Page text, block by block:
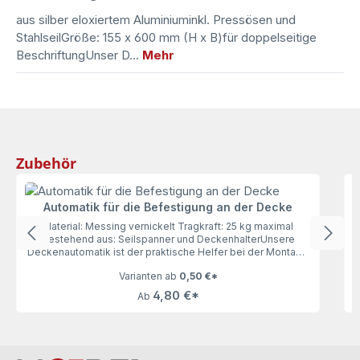
aus silber eloxiertem Aluminiuminkl. Pressösen und
StahlseilGröße: 155 x 600 mm (H x B)für doppelseitige
BeschriftungUnser D… Mehr
Produktgalerie überspringen
Zubehör
Automatik für die Befestigung an der Decke
Material: Messing vernickelt Tragkraft: 25 kg maximal
bestehend aus: Seilspanner und DeckenhalterUnsere
Deckenautomatik ist der praktische Helfer bei der Montage
und damit gerade Anbringen von den Schildern kinderleicht.
Varianten ab 0,50 €*
Ab 4,80 €*